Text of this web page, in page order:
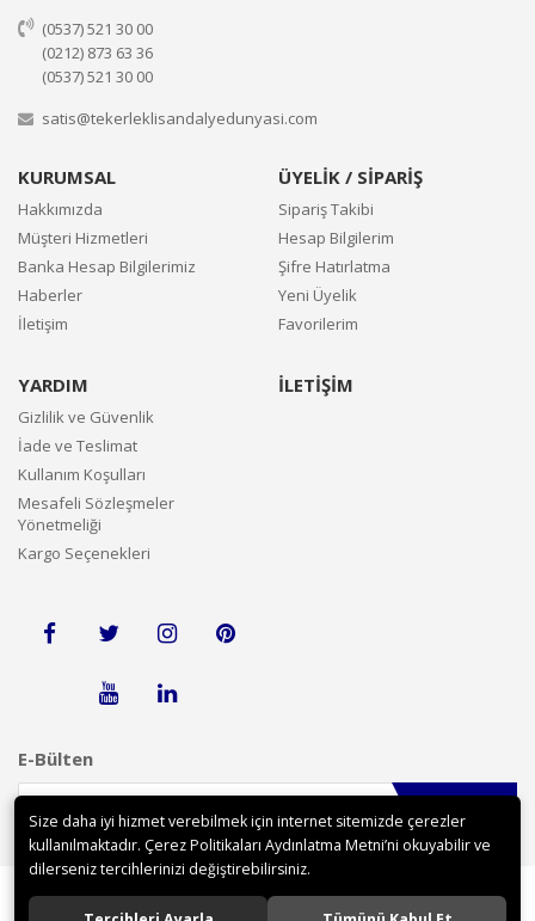
(0537) 521 30 00
(0212) 873 63 36
(0537) 521 30 00
satis@tekerleklisandalyedunyasi.com
KURUMSAL
Hakkımızda
Müşteri Hizmetleri
Banka Hesap Bilgilerimiz
Haberler
İletişim
ÜYELİK / SİPARİŞ
Sipariş Takibi
Hesap Bilgilerim
Şifre Hatırlatma
Yeni Üyelik
Favorilerim
YARDIM
Gizlilik ve Güvenlik
İade ve Teslimat
Kullanım Koşulları
Mesafeli Sözleşmeler
Yönetmeliği
Kargo Seçenekleri
İLETİŞİM
E-Bülten
Size daha iyi hizmet verebilmek için internet sitemizde çerezler
kullanılmaktadır. Çerez Politikaları Aydınlatma Metni’ni okuyabilir ve
dilerseniz tercihlerinizi değiştirebilirsiniz.